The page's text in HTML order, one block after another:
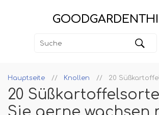
Hauptseite Knollen 20
20